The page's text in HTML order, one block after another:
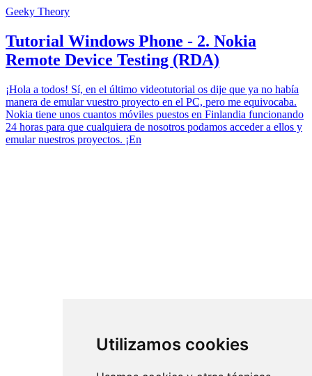
Utilizamos cookies
Geeky Theory
Tutorial Windows Phone - 2. Nokia
Remote Device Testing (RDA)
¡Hola a todos! Sí, en el último videotutorial os dije que ya no había
manera de emular vuestro proyecto en el PC, pero me equivocaba.
Nokia tiene unos cuantos móviles puestos en Finlandia funcionando
24 horas para que cualquiera de nosotros podamos acceder a ellos y
emular nuestros proyectos. ¡En